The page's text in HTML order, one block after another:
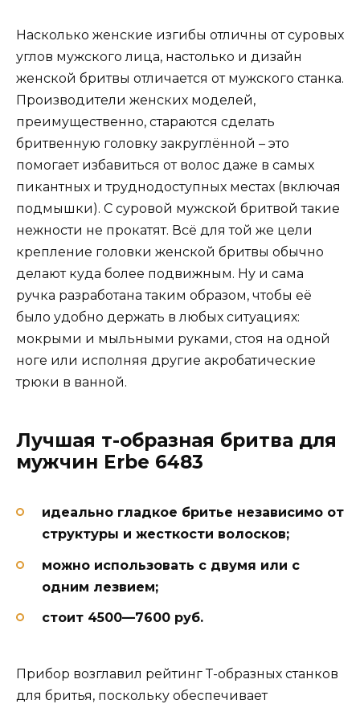
Насколько женские изгибы отличны от суровых
углов мужского лица, настолько и дизайн
женской бритвы отличается от мужского станка.
Производители женских моделей,
преимущественно, стараются сделать
бритвенную головку закруглённой – это
помогает избавиться от волос даже в самых
пикантных и труднодоступных местах (включая
подмышки). С суровой мужской бритвой такие
нежности не прокатят. Всё для той же цели
крепление головки женской бритвы обычно
делают куда более подвижным. Ну и сама
ручка разработана таким образом, чтобы её
было удобно держать в любых ситуациях:
мокрыми и мыльными руками, стоя на одной
ноге или исполняя другие акробатические
трюки в ванной.
Лучшая т-образная бритва для
мужчин Erbe 6483
идеально гладкое бритье независимо от
структуры и жесткости волосков;
можно использовать с двумя или с
одним лезвием;
стоит 4500—7600 руб.
Прибор возглавил рейтинг Т-образных станков
для бритья, поскольку обеспечивает